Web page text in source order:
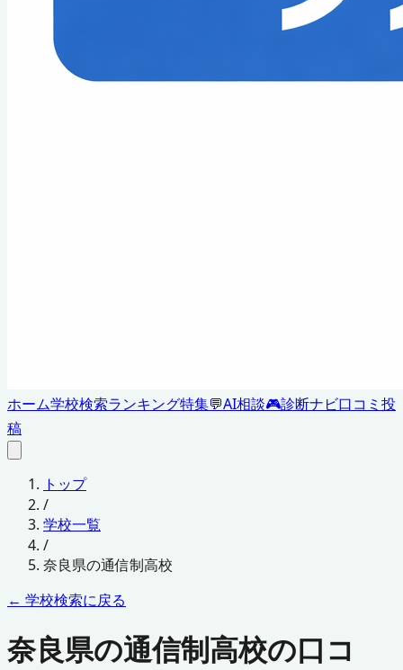
ホーム学校検索ランキング特集💬AI相談🎮診断ナビ口コミ投
稿
トップ
/
学校一覧
/
奈良県の通信制高校
← 学校検索に戻る
奈良県の通信制高校の口コ